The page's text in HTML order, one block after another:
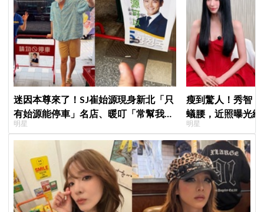
迷因本尊來了！SJ崔始源現身新北「只
有始源能停車」名店、暖叮「常幫我換
照片」，店家尖叫合照網笑翻：這輩子
不能脫粉了
明星
瘦到驚人！秀智
蟻腰，近照曝光
明星